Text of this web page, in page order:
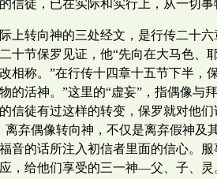
信徒，已在实际和实行上，从一切
上转向神的三处经文，是行传二十
十节保罗见证，他“先向在大马色、
相称。”在行传十四章十五节下半，
的活神。”这里的“虚妄”，指偶像与
信徒有过这样的转变，保罗就对他
离弃偶像转向神，不仅是离弃假神及
音的话所注入初信者里面的信心。
，给他们享受的三一神—父、子、